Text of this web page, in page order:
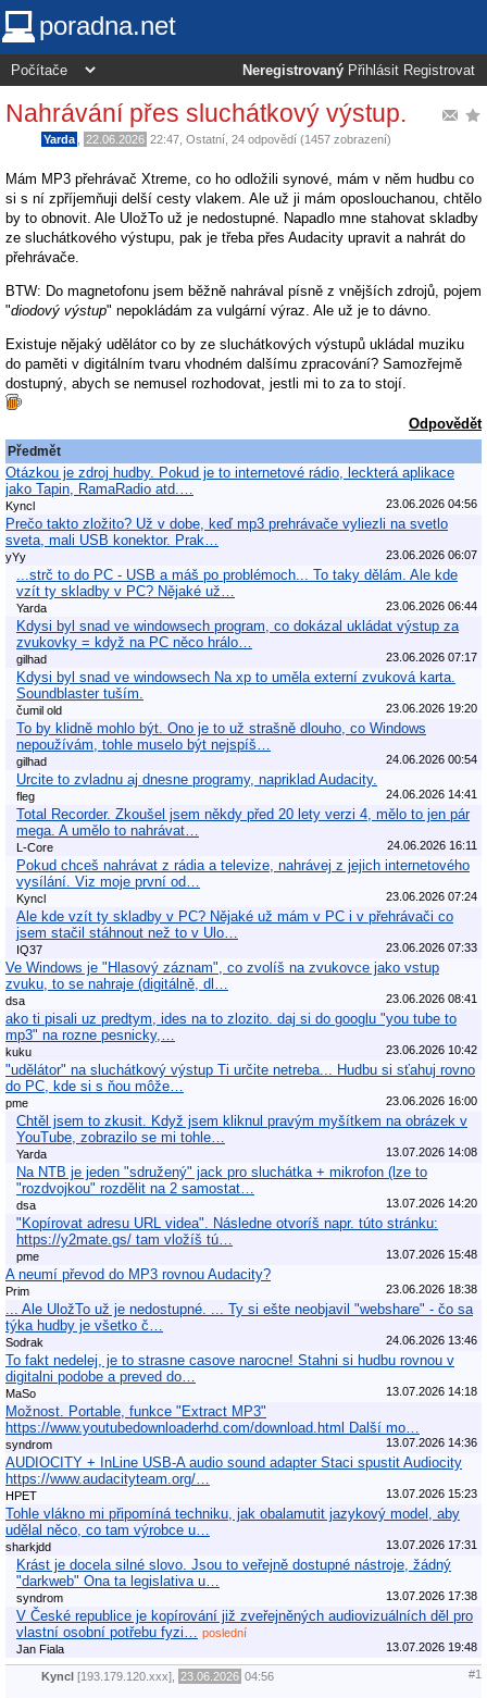
poradna.net
Neregistrovaný Přihlásit Registrovat
Nahrávání přes sluchátkový výstup.
Yarda 22.06.2026 22:47 Ostatní , 24 odpovědí (1457 zobrazení)
Mám MP3 přehrávač Xtreme, co ho odložili synové, mám v něm hudbu co
si s ní zpříjemňuji delší cesty vlakem. Ale už ji mám oposlouchanou, chtělo
by to obnovit. Ale UložTo už je nedostupné. Napadlo mne stahovat skladby
ze sluchátkového výstupu, pak je třeba přes Audacity upravit a nahrát do
přehrávače.
BTW: Do magnetofonu jsem běžně nahrával písně z vnějších zdrojů, pojem
"diodový výstup" nepokládám za vulgární výraz. Ale už je to dávno.
Existuje nějaký udělátor co by ze sluchátkových výstupů ukládal muziku
do paměti v digitálním tvaru vhodném dalšímu zpracování? Samozřejmě
dostupný, abych se nemusel rozhodovat, jestli mi to za to stojí.
Odpovědět
Předmět
Otázkou je zdroj hudby. Pokud je to internetové rádio, leckterá aplikace
jako Tapin, RamaRadio atd.…
Kyncl 23.06.2026 04:56
Prečo takto zložito? Už v dobe, keď mp3 prehrávače vyliezli na svetlo
sveta, mali USB konektor. Prak…
yYy 23.06.2026 06:07
...strč to do PC - USB a máš po problémoch... To taky dělám. Ale kde
vzít ty skladby v PC? Nějaké už…
Yarda 23.06.2026 06:44
Kdysi byl snad ve windowsech program, co dokázal ukládat výstup za
zvukovky = když na PC něco hrálo…
gilhad 23.06.2026 07:17
Kdysi byl snad ve windowsech Na xp to uměla externí zvuková karta.
Soundblaster tuším.
čumil old 23.06.2026 19:20
To by klidně mohlo být. Ono je to už strašně dlouho, co Windows
nepoužívám, tohle muselo být nejspíš…
gilhad 24.06.2026 00:54
Urcite to zvladnu aj dnesne programy, napriklad Audacity.
fleg 24.06.2026 14:41
Total Recorder. Zkoušel jsem někdy před 20 lety verzi 4, mělo to jen pár
mega. A umělo to nahrávat…
L-Core 24.06.2026 16:11
Pokud chceš nahrávat z rádia a televize, nahrávej z jejich internetového
vysílání. Viz moje první od…
Kyncl 23.06.2026 07:24
Ale kde vzít ty skladby v PC? Nějaké už mám v PC i v přehrávači co
jsem stačil stáhnout než to v Ulo…
IQ37 23.06.2026 07:33
Ve Windows je "Hlasový záznam", co zvolíš na zvukovce jako vstup
zvuku, to se nahraje (digitálně, dl…
dsa 23.06.2026 08:41
ako ti pisali uz predtym, ides na to zlozito. daj si do googlu "you tube to
mp3" na rozne pesnicky,…
kuku 23.06.2026 10:42
"udělátor" na sluchátkový výstup Ti určite netreba... Hudbu si sťahuj rovno
do PC, kde si s ňou môže…
pme 23.06.2026 16:00
Chtěl jsem to zkusit. Když jsem kliknul pravým myšítkem na obrázek v
YouTube, zobrazilo se mi tohle…
Yarda 13.07.2026 14:08
Na NTB je jeden "sdružený" jack pro sluchátka + mikrofon (lze to
"rozdvojkou" rozdělit na 2 samostat…
dsa 13.07.2026 14:20
"Kopírovat adresu URL videa". Následne otvoríš napr. túto stránku:
https://y2mate.gs/ tam vložíš tú…
pme 13.07.2026 15:48
A neumí převod do MP3 rovnou Audacity?
Prim 23.06.2026 18:38
... Ale UložTo už je nedostupné. ... Ty si ešte neobjavil "webshare" - čo sa
týka hudby je všetko č…
Sodrak 24.06.2026 13:46
To fakt nedelej, je to strasne casove narocne! Stahni si hudbu rovnou v
digitalni podobe a preved do…
MaSo 13.07.2026 14:18
Možnost. Portable, funkce "Extract MP3"
https://www.youtubedownloaderhd.com/download.html Další mo…
syndrom 13.07.2026 14:36
AUDIOCITY + InLine USB-A audio sound adapter Staci spustit Audiocity
https://www.audacityteam.org/…
HPET 13.07.2026 15:23
Tohle vlákno mi připomíná techniku, jak obalamutit jazykový model, aby
udělal něco, co tam výrobce u…
sharkjdd 13.07.2026 17:31
Krást je docela silné slovo. Jsou to veřejně dostupné nástroje, žádný
"darkweb" Ona ta legislativa u…
syndrom 13.07.2026 17:38
V České republice je kopírování již zveřejněných audiovizuálních děl pro
vlastní osobní potřebu fyzi…
poslední
Jan Fiala
13.07.2026 19:48
Kyncl [193.179.120.xxx], 23.06.2026 04:56 #1